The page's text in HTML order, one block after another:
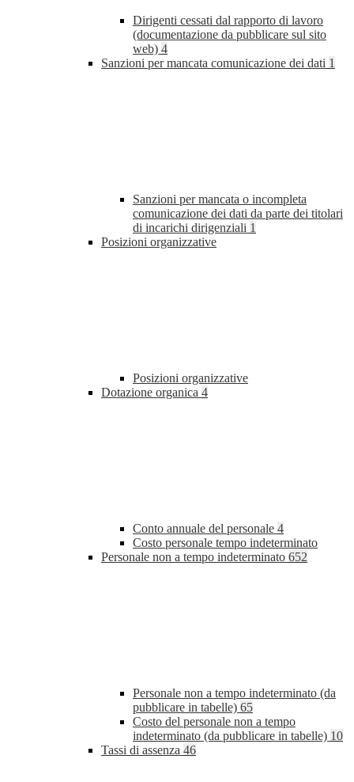
Dirigenti cessati dal rapporto di lavoro
(documentazione da pubblicare sul sito
web) 4
Sanzioni per mancata comunicazione dei dati 1
Sanzioni per mancata o incompleta
comunicazione dei dati da parte dei titolari
di incarichi dirigenziali 1
Posizioni organizzative
Posizioni organizzative
Dotazione organica 4
Conto annuale del personale 4
Costo personale tempo indeterminato
Personale non a tempo indeterminato 652
Personale non a tempo indeterminato (da
pubblicare in tabelle) 65
Costo del personale non a tempo
indeterminato (da pubblicare in tabelle) 10
Tassi di assenza 46